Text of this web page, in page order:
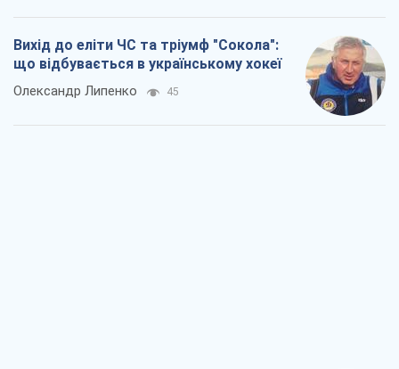
Вихід до еліти ЧС та тріумф "Сокола":
що відбувається в українському хокеї
Олександр Липенко 45